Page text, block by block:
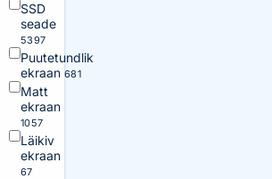
SSD
seade
5397
Puutetundlik
ekraan 681
Matt
ekraan
1057
Läikiv
ekraan
67